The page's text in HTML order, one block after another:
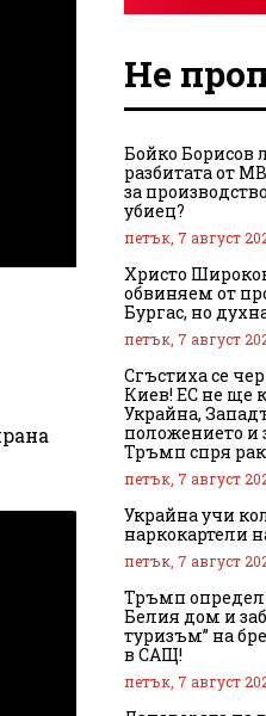
Не
Бойко Борисов
разбитата от
за
убиец?
петък, 7 август
Христо
обвиняем от
Бургас, но
петък, 7 август
Сгъстиха се
Киев! ЕС не ще
Украйна,
положението и
Тръмп спря
петък, 7 август
Украйна учи
наркокартели
петък, 7 август
Тръмп
Белия дом и
туризъм” на
в САЩ!
петък, 7 август